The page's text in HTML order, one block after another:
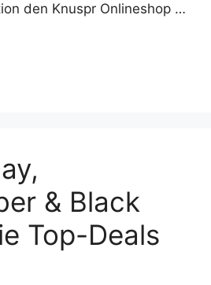
den Knuspr Onlineshop …
& Black
Top-Deals